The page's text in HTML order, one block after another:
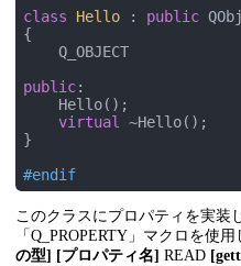
class
Hello : public
{
    Q_OBJECT
public:
    Hello();
virtual
~Hello();
}
#endif
このクラスにプロパティを実装
「Q_PROPERTY」マクロを使
の型] [プロパティ名] READ